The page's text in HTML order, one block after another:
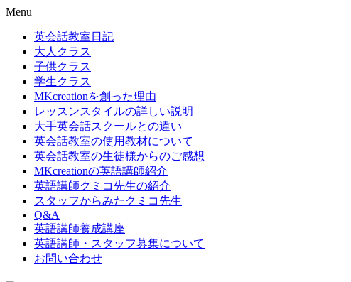
Menu
英会話教室日記
大人クラス
子供クラス
学生クラス
MKcreationを創った理由
レッスンスタイルの詳しい説明
大手英会話スクールとの違い
英会話教室の使用教材について
英会話教室の生徒様からのご感想
MKcreationの英語講師紹介
英語講師クミコ先生の紹介
スタッフからみたクミコ先生
Q&A
英語講師養成講座
英語講師・スタッフ募集について
お問い合わせ